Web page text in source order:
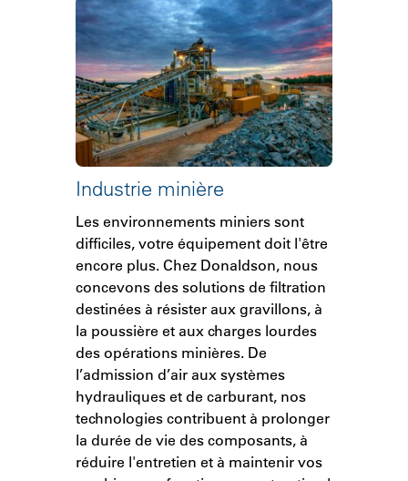
Industrie minière
Les environnements miniers sont
difficiles, votre équipement doit l'être
encore plus. Chez Donaldson, nous
concevons des solutions de filtration
destinées à résister aux gravillons, à
la poussière et aux charges lourdes
des opérations minières. De
l’admission d’air aux systèmes
hydrauliques et de carburant, nos
technologies contribuent à prolonger
la durée de vie des composants, à
réduire l'entretien et à maintenir vos